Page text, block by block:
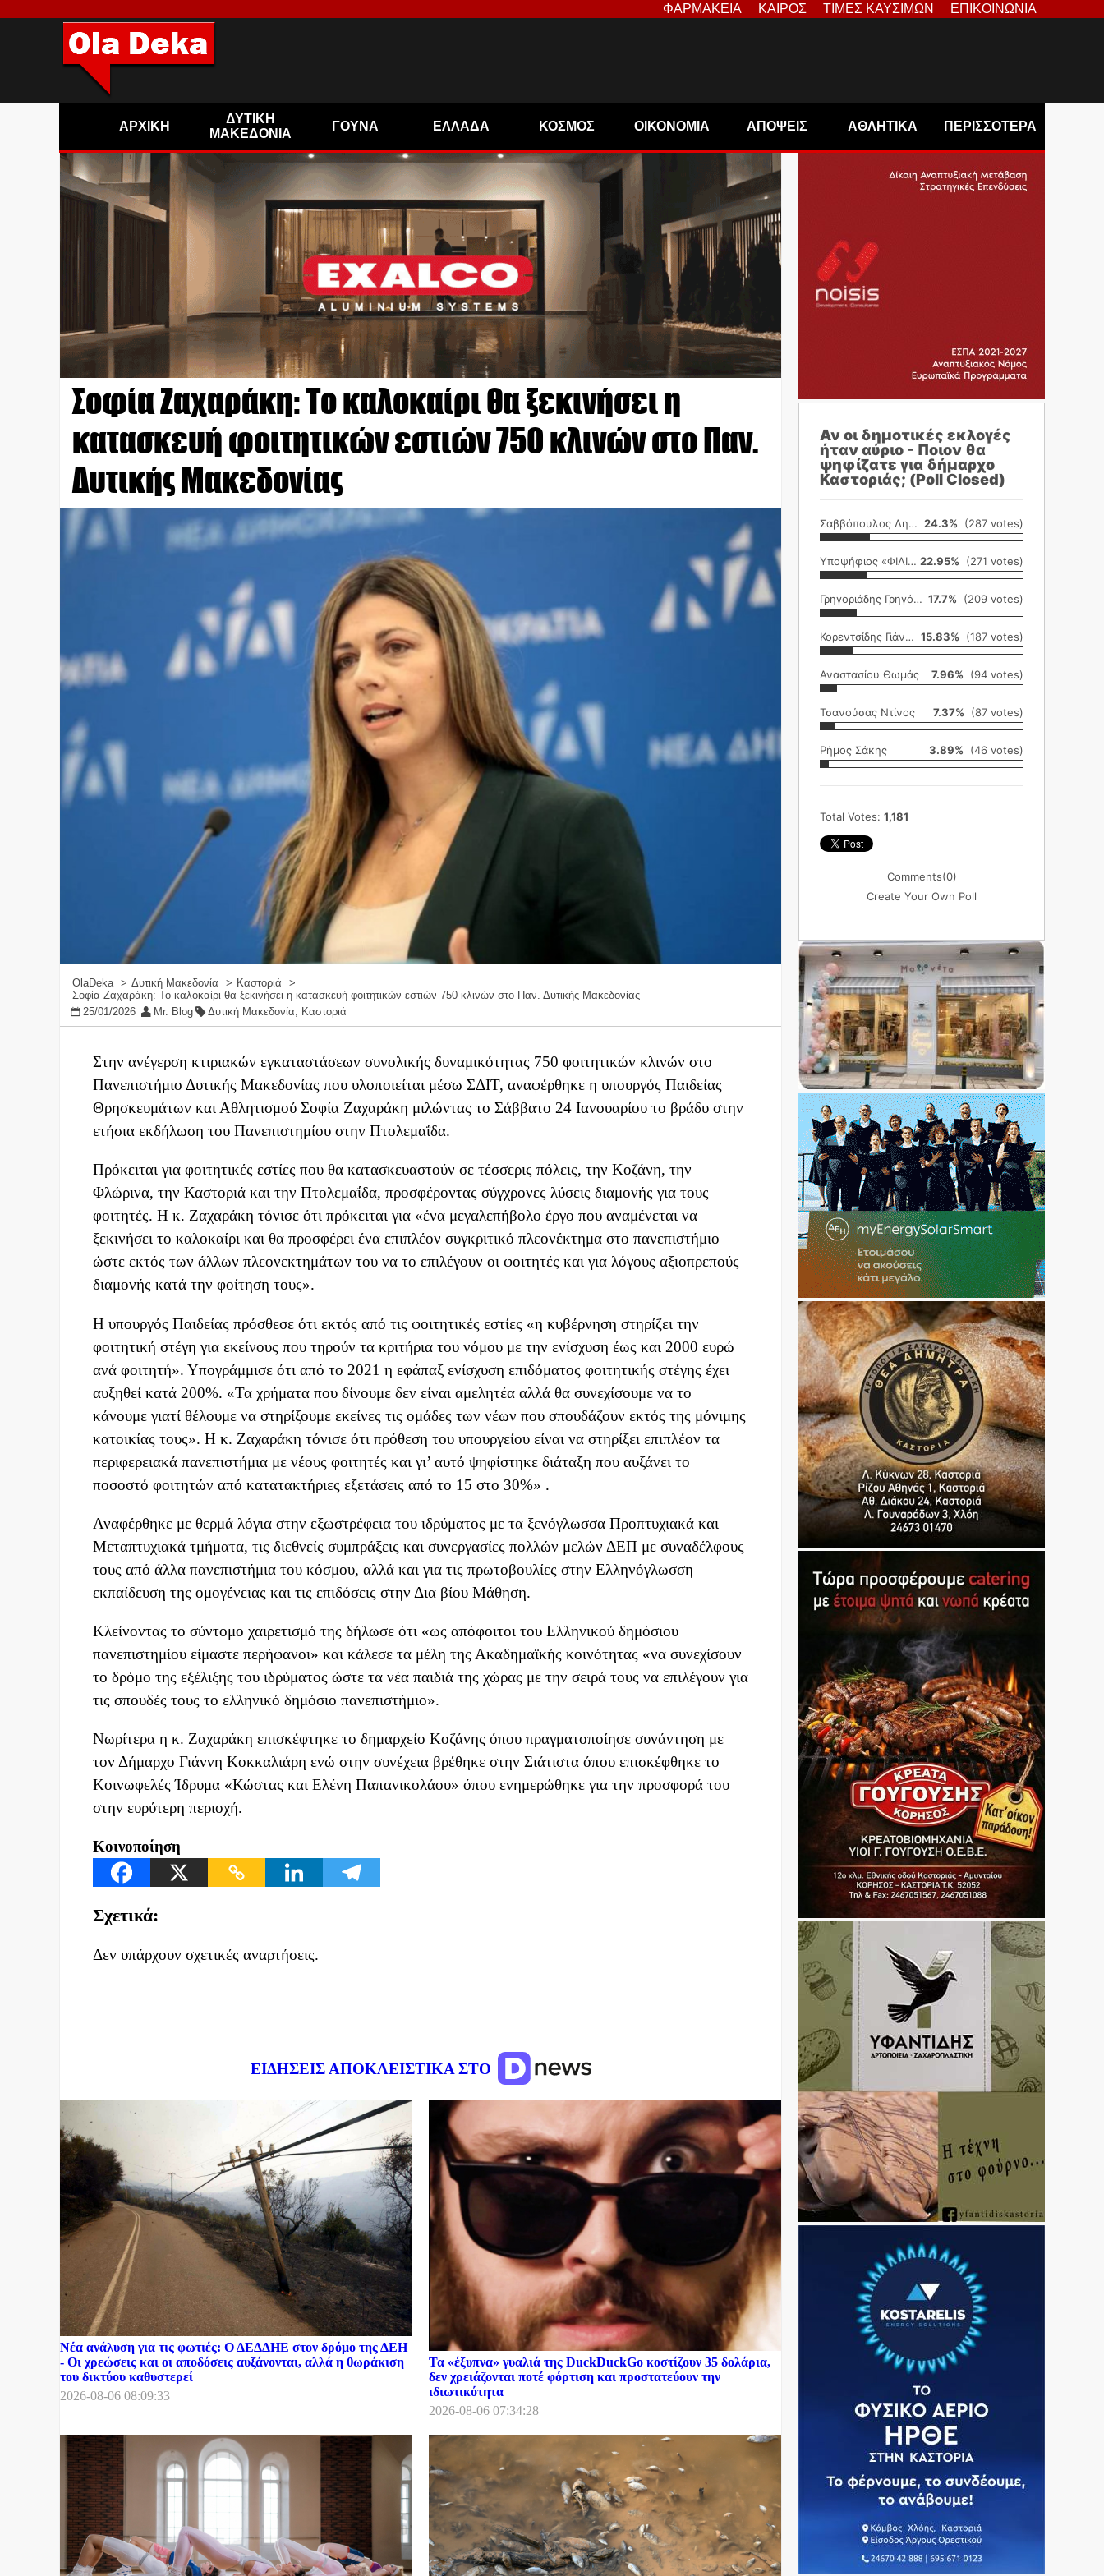
ΦΑΡΜΑΚΕΙΑ ΚΑΙΡΟΣ ΤΙΜΕΣ ΚΑΥΣΙΜΩΝ ΕΠΙΚΟΙΝΩΝΙΑ
ΑΡΧΙΚΗ
ΔΥΤΙΚΗ
ΜΑΚΕΔΟΝΙΑ
ΓΟΥΝΑ ΕΛΛΑΔΑ ΚΟΣΜΟΣ ΟΙΚΟΝΟΜΙΑ ΑΠΟΨΕΙΣ ΑΘΛΗΤΙΚΑ ΠΕΡΙΣΣΟΤΕΡΑ
Σοφία Ζαχαράκη: Το καλοκαίρι θα ξεκινήσει η
κατασκευή φοιτητικών εστιών 750 κλινών στο Παν.
Δυτικής Μακεδονίας
OlaDeka Δυτική Μακεδονία
Καστοριά
Σοφία Ζαχαράκη: Το καλοκαίρι θα ξεκινήσει η κατασκευή φοιτητικών εστιών 750 κλινών στο Παν. Δυτικής Μακεδονίας
25/01/2026
Mr. Blog Δυτική Μακεδονία, Καστοριά
Στην ανέγερση κτιριακών εγκαταστάσεων συνολικής δυναμικότητας 750 φοιτητικών κλινών στο
Πανεπιστήμιο Δυτικής Μακεδονίας που υλοποιείται μέσω ΣΔΙΤ, αναφέρθηκε η υπουργός Παιδείας
Θρησκευμάτων και Αθλητισμού Σοφία Ζαχαράκη μιλώντας το Σάββατο 24 Ιανουαρίου το βράδυ στην
ετήσια εκδήλωση του Πανεπιστημίου στην Πτολεμαΐδα.
Πρόκειται για φοιτητικές εστίες που θα κατασκευαστούν σε τέσσερις πόλεις, την Κοζάνη, την
Φλώρινα, την Καστοριά και την Πτολεμαΐδα, προσφέροντας σύγχρονες λύσεις διαμονής για τους
φοιτητές. Η κ. Ζαχαράκη τόνισε ότι πρόκειται για «ένα μεγαλεπήβολο έργο που αναμένεται να
ξεκινήσει το καλοκαίρι και θα προσφέρει ένα επιπλέον συγκριτικό πλεονέκτημα στο πανεπιστήμιο
ώστε εκτός των άλλων πλεονεκτημάτων του να το επιλέγουν οι φοιτητές και για λόγους αξιοπρεπούς
διαμονής κατά την φοίτηση τους».
Η υπουργός Παιδείας πρόσθεσε ότι εκτός από τις φοιτητικές εστίες «η κυβέρνηση στηρίζει την
φοιτητική στέγη για εκείνους που τηρούν τα κριτήρια του νόμου με την ενίσχυση έως και 2000 ευρώ
ανά φοιτητή». Υπογράμμισε ότι από το 2021 η εφάπαξ ενίσχυση επιδόματος φοιτητικής στέγης έχει
αυξηθεί κατά 200%. «Τα χρήματα που δίνουμε δεν είναι αμελητέα αλλά θα συνεχίσουμε να το
κάνουμε γιατί θέλουμε να στηρίξουμε εκείνες τις ομάδες των νέων που σπουδάζουν εκτός της μόνιμης
κατοικίας τους». Η κ. Ζαχαράκη τόνισε ότι πρόθεση του υπουργείου είναι να στηρίξει επιπλέον τα
περιφερειακά πανεπιστήμια με νέους φοιτητές και γι’ αυτό ψηφίστηκε διάταξη που αυξάνει το
ποσοστό φοιτητών από κατατακτήριες εξετάσεις από το 15 στο 30%» .
Αναφέρθηκε με θερμά λόγια στην εξωστρέφεια του ιδρύματος με τα ξενόγλωσσα Προπτυχιακά και
Μεταπτυχιακά τμήματα, τις διεθνείς συμπράξεις και συνεργασίες πολλών μελών ΔΕΠ με συναδέλφους
τους από άλλα πανεπιστήμια του κόσμου, αλλά και για τις πρωτοβουλίες στην Ελληνόγλωσση
εκπαίδευση της ομογένειας και τις επιδόσεις στην Δια βίου Μάθηση.
Κλείνοντας το σύντομο χαιρετισμό της δήλωσε ότι «ως απόφοιτοι του Ελληνικού δημόσιου
πανεπιστημίου είμαστε περήφανοι» και κάλεσε τα μέλη της Ακαδημαϊκής κοινότητας «να συνεχίσουν
το δρόμο της εξέλιξης του ιδρύματος ώστε τα νέα παιδιά της χώρας με την σειρά τους να επιλέγουν για
τις σπουδές τους το ελληνικό δημόσιο πανεπιστήμιο».
Νωρίτερα η κ. Ζαχαράκη επισκέφτηκε το δημαρχείο Κοζάνης όπου πραγματοποίησε συνάντηση με
τον Δήμαρχο Γιάννη Κοκκαλιάρη ενώ στην συνέχεια βρέθηκε στην Σιάτιστα όπου επισκέφθηκε το
Κοινωφελές Ίδρυμα «Κώστας και Ελένη Παπανικολάου» όπου ενημερώθηκε για την προσφορά του
στην ευρύτερη περιοχή.
Κοινοποίηση
Σχετικά:
Δεν υπάρχουν σχετικές αναρτήσεις.
ΕΙΔΗΣΕΙΣ ΑΠΟΚΛΕΙΣΤΙΚΑ ΣΤΟ
Νέα ανάλυση για τις φωτιές: Ο ΔΕΔΔΗΕ στον δρόμο της ΔΕΗ
- Οι χρεώσεις και οι αποδόσεις αυξάνονται, αλλά η θωράκιση
του δικτύου καθυστερεί
2026-08-06 08:09:33
Τα «έξυπνα» γυαλιά της DuckDuckGo κοστίζουν 35 δολάρια,
δεν χρειάζονται ποτέ φόρτιση και προστατεύουν την
ιδιωτικότητα
2026-08-06 07:34:28
Αν οι δημοτικές εκλογές
ήταν αύριο - Ποιον θα
ψηφίζατε για δήμαρχο
Καστοριάς; (Poll Closed)
Σαββόπουλος Δημήτρης 24.3% (287 votes)
Υποψήφιος «ΦΙΛΙΚΗ ΕΤΑΙΡΕΙΑ» 22.95% (271 votes)
Γρηγοριάδης Γρηγόρης 17.7% (209 votes)
Κορεντσίδης Γιάννης 15.83% (187 votes)
Αναστασίου Θωμάς 7.96% (94 votes)
Τσανούσας Ντίνος 7.37% (87 votes)
Ρήμος Σάκης 3.89% (46 votes)
Total Votes: 1,181
Comments(0)
Create Your Own Poll